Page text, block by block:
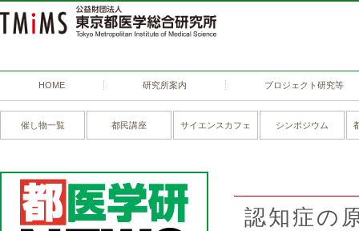
HOME 研究所案内 プロジェクト研究等
催し物一覧 都民講座 サイエンスカフェ シンポジウム
認知症の